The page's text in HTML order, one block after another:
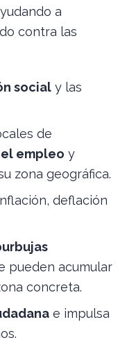
a
contra las
social y las
de
empleo y
zona geográfica.
deflación
pueden acumular
concreta.
e impulsa